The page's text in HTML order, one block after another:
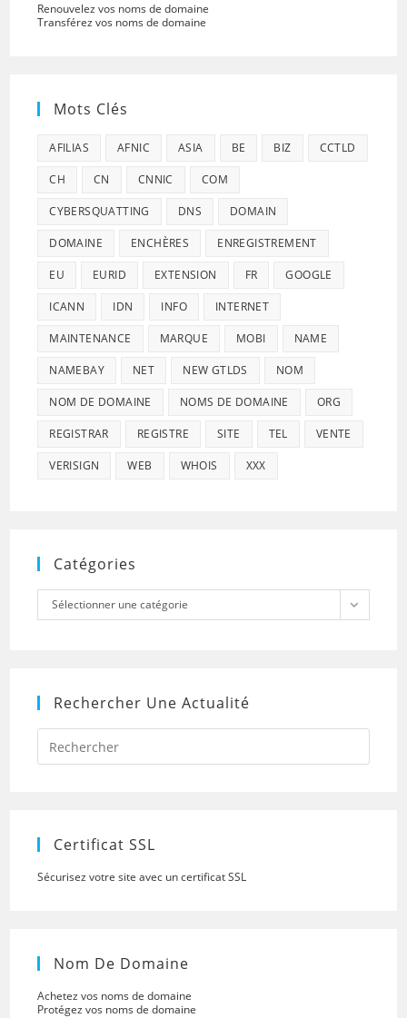
Renouvelez vos noms de domaine
Transférez vos noms de domaine
Mots Clés
AFILIAS AFNIC ASIA BE BIZ CCTLD
CH CN CNNIC COM
CYBERSQUATTING DNS DOMAIN
DOMAINE ENCHÈRES ENREGISTREMENT
EU EURID EXTENSION FR GOOGLE
ICANN IDN INFO INTERNET
MAINTENANCE MARQUE MOBI NAME
NAMEBAY NET NEW GTLDS NOM
NOM DE DOMAINE NOMS DE DOMAINE ORG
REGISTRAR REGISTRE SITE TEL VENTE
VERISIGN WEB WHOIS XXX
Catégories
Catégories
Sélectionner une catégorie
Rechercher Une Actualité
Press
to
Certificat SSL
Sécurisez votre site avec un certificat SSL
Nom De Domaine
Achetez vos noms de domaine
Protégez vos noms de domaine